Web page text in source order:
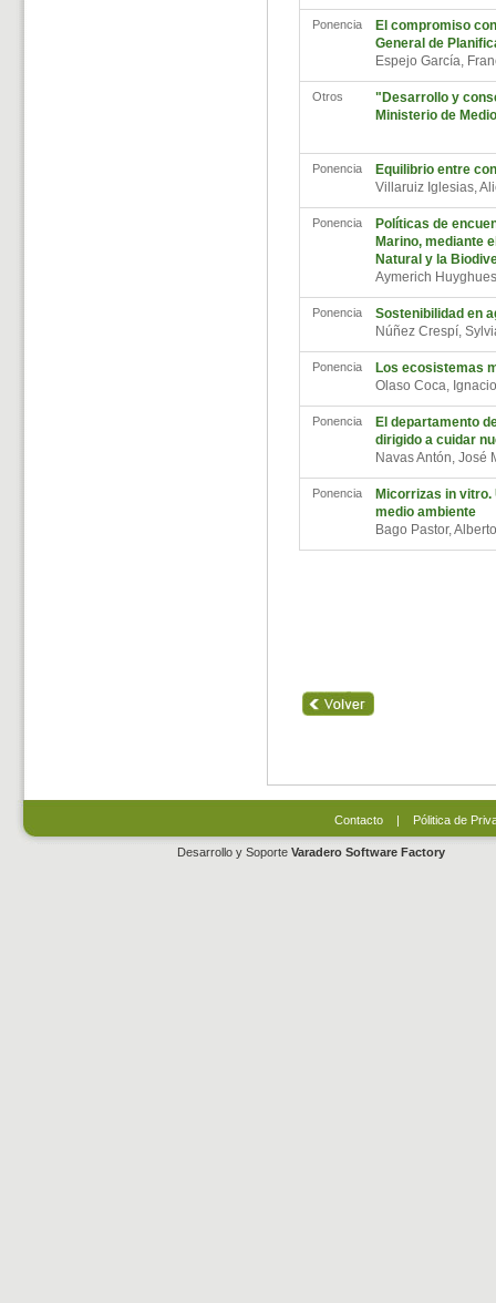
Ponencia
El compromiso
General de
Espejo García,
Otros
"Desarrollo y
Ministerio de
Ponencia
Equilibrio entre
Villaruiz Iglesias,
Ponencia
Políticas de
Marino, mediante
Natural y la
Aymerich
Ponencia
Sostenibilidad en
Núñez Crespí,
Ponencia
Los ecosistemas
Olaso Coca,
Ponencia
El departamento
dirigido a cuidar
Navas Antón, José
Ponencia
Micorrizas in
medio ambiente
Bago Pastor,
Contacto| Pólitica de
Desarrollo y Soporte Varadero Software Factory